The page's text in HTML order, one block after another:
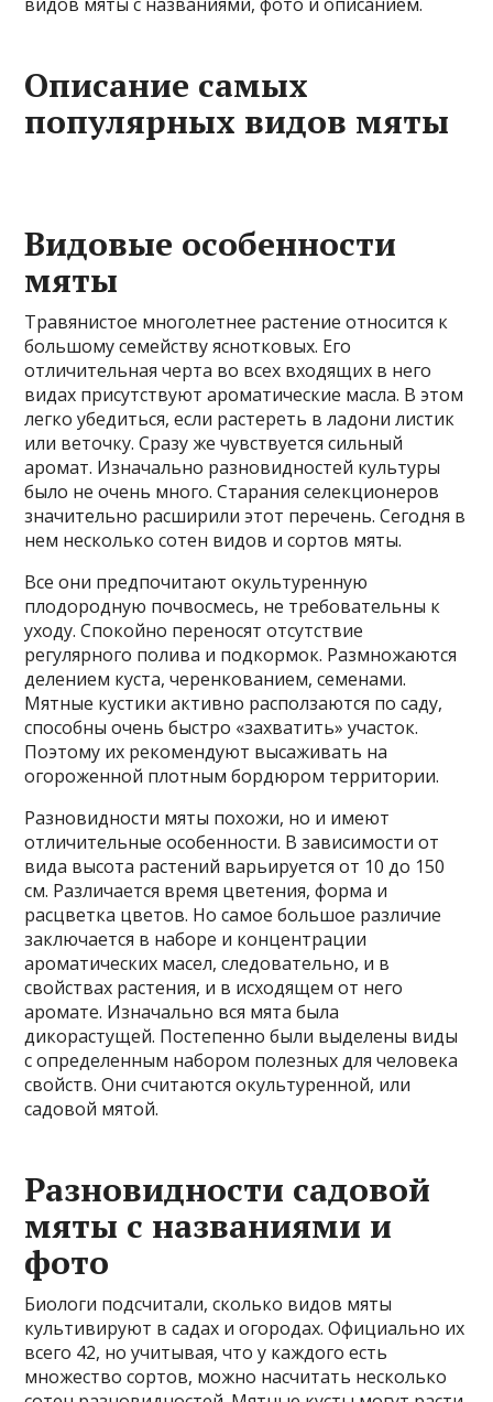
видов мяты с названиями, фото и описанием.
Описание самых
популярных видов мяты
Видовые особенности
мяты
Травянистое многолетнее растение относится к
большому семейству яснотковых. Его
отличительная черта во всех входящих в него
видах присутствуют ароматические масла. В этом
легко убедиться, если растереть в ладони листик
или веточку. Сразу же чувствуется сильный
аромат. Изначально разновидностей культуры
было не очень много. Старания селекционеров
значительно расширили этот перечень. Сегодня в
нем несколько сотен видов и сортов мяты.
Все они предпочитают окультуренную
плодородную почвосмесь, не требовательны к
уходу. Спокойно переносят отсутствие
регулярного полива и подкормок. Размножаются
делением куста, черенкованием, семенами.
Мятные кустики активно расползаются по саду,
способны очень быстро «захватить» участок.
Поэтому их рекомендуют высаживать на
огороженной плотным бордюром территории.
Разновидности мяты похожи, но и имеют
отличительные особенности. В зависимости от
вида высота растений варьируется от 10 до 150
см. Различается время цветения, форма и
расцветка цветов. Но самое большое различие
заключается в наборе и концентрации
ароматических масел, следовательно, и в
свойствах растения, и в исходящем от него
аромате. Изначально вся мята была
дикорастущей. Постепенно были выделены виды
с определенным набором полезных для человека
свойств. Они считаются окультуренной, или
садовой мятой.
Разновидности садовой
мяты с названиями и
фото
Биологи подсчитали, сколько видов мяты
культивируют в садах и огородах. Официально их
всего 42, но учитывая, что у каждого есть
множество сортов, можно насчитать несколько